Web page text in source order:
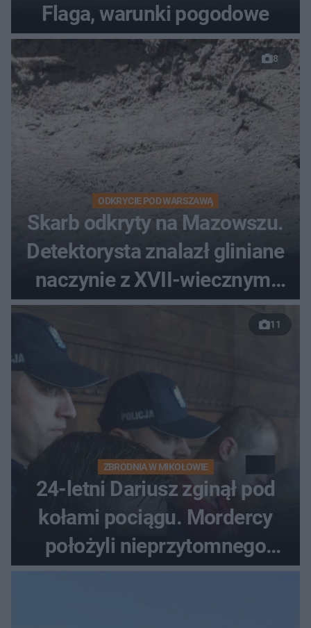
Flaga, warunki pogodowe
8
ODKRYCIE POD WARSZAWĄ
Skarb odkryty na Mazowszu.
Detektorysta znalazł gliniane
naczynie z XVII-wiecznymi
monetami
11
ZBRODNIA W MIKOŁOWIE
24-letni Dariusz zginął pod
kołami pociągu. Mordercy
położyli nieprzytomnego
studenta na torach